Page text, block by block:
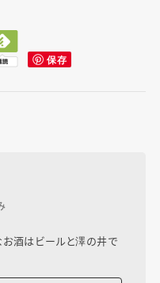
お酒はビールと澤の井で